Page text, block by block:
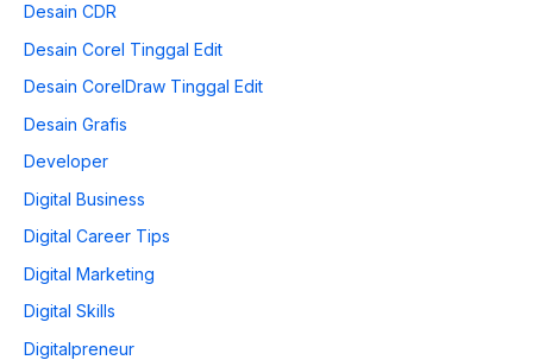
Desain CDR
Desain Corel Tinggal Edit
Desain CorelDraw Tinggal Edit
Desain Grafis
Developer
Digital Business
Digital Career Tips
Digital Marketing
Digital Skills
Digitalpreneur